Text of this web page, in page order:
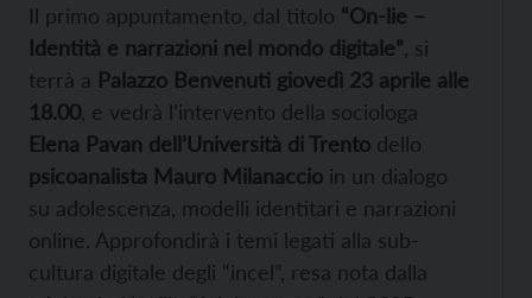
Il primo appuntamento, dal titolo “On-lie –
Identità e narrazioni nel mondo digitale” , si
terrà a Palazzo Benvenuti giovedì 23 aprile alle
18.00 , e vedrà l’intervento della sociologa
Elena Pavan dell’Università di Trento dello
psicoanalista Mauro Milanaccio in un dialogo
su adolescenza, modelli identitari e narrazioni
online. Approfondirà i temi legati alla sub-
cultura digitale degli “incel”, resa nota dalla